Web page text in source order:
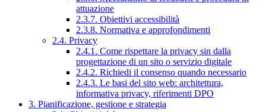
attuazione
2.3.7. Obiettivi accessibilità
2.3.8. Normativa e approfondimenti
2.4. Privacy
2.4.1. Come rispettare la privacy sin dalla
progettazione di un sito o servizio digitale
2.4.2. Richiedi il consenso quando necessario
2.4.3. Le basi del sito web: architettura,
informativa privacy, riferimenti DPO
3. Pianificazione, gestione e strategia